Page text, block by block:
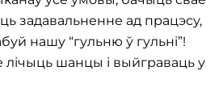
задавальненне ад працэсу,
нашу “гульню ў гульні”!
шанцы і выйграваць у